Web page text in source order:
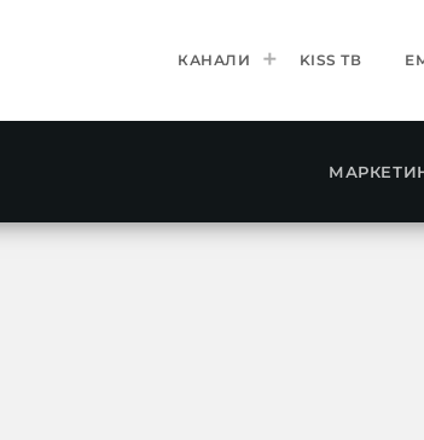
КАНАЛИ KISS ТВ